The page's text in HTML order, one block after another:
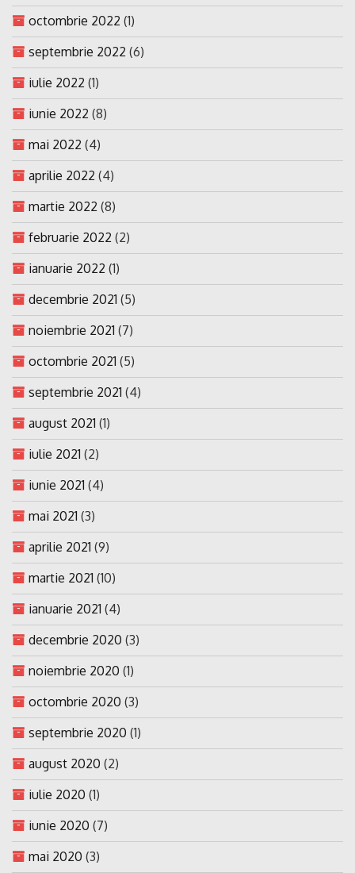
octombrie 2022 (1)
septembrie 2022 (6)
iulie 2022 (1)
iunie 2022 (8)
mai 2022 (4)
aprilie 2022 (4)
martie 2022 (8)
februarie 2022 (2)
ianuarie 2022 (1)
decembrie 2021 (5)
noiembrie 2021 (7)
octombrie 2021 (5)
septembrie 2021 (4)
august 2021 (1)
iulie 2021 (2)
iunie 2021 (4)
mai 2021 (3)
aprilie 2021 (9)
martie 2021 (10)
ianuarie 2021 (4)
decembrie 2020 (3)
noiembrie 2020 (1)
octombrie 2020 (3)
septembrie 2020 (1)
august 2020 (2)
iulie 2020 (1)
iunie 2020 (7)
mai 2020 (3)